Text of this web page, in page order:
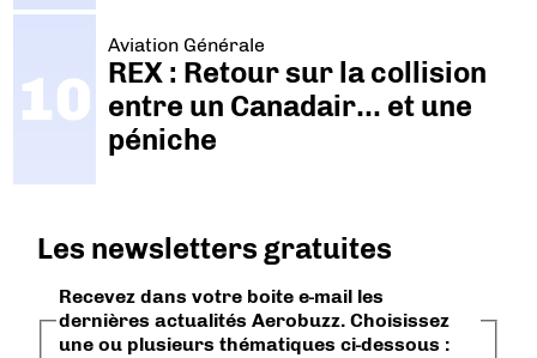
Aviation Générale
REX : Retour sur la collision
entre un Canadair… et une
péniche
Les newsletters gratuites
Recevez dans votre boite e-mail les
dernières actualités Aerobuzz. Choisissez
une ou plusieurs thématiques ci-dessous :